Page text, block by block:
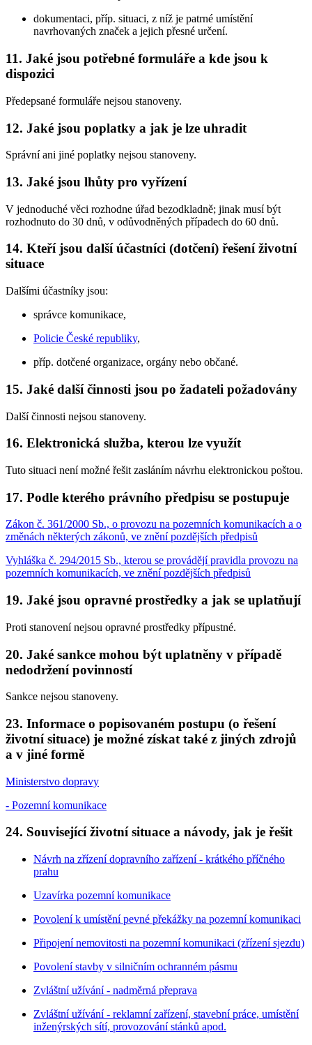
dokumentaci, příp. situaci, z níž je patrné umístění
navrhovaných značek a jejich přesné určení.
11. Jaké jsou potřebné formuláře a kde jsou k
dispozici
Předepsané formuláře nejsou stanoveny.
12. Jaké jsou poplatky a jak je lze uhradit
Správní ani jiné poplatky nejsou stanoveny.
13. Jaké jsou lhůty pro vyřízení
V jednoduché věci rozhodne úřad bezodkladně; jinak musí být
rozhodnuto do 30 dnů, v odůvodněných případech do 60 dnů.
14. Kteří jsou další účastníci (dotčení) řešení životní
situace
Dalšími účastníky jsou:
správce komunikace,
Policie České republiky,
příp. dotčené organizace, orgány nebo občané.
15. Jaké další činnosti jsou po žadateli požadovány
Další činnosti nejsou stanoveny.
16. Elektronická služba, kterou lze využít
Tuto situaci není možné řešit zasláním návrhu elektronickou poštou.
17. Podle kterého právního předpisu se postupuje
Zákon č. 361/2000 Sb., o provozu na pozemních komunikacích a o
změnách některých zákonů, ve znění pozdějších předpisů
Vyhláška č. 294/2015 Sb., kterou se provádějí pravidla provozu na
pozemních komunikacích, ve znění pozdějších předpisů
19. Jaké jsou opravné prostředky a jak se uplatňují
Proti stanovení nejsou opravné prostředky přípustné.
20. Jaké sankce mohou být uplatněny v případě
nedodržení povinností
Sankce nejsou stanoveny.
23. Informace o popisovaném postupu (o řešení
životní situace) je možné získat také z jiných zdrojů
a v jiné formě
Ministerstvo dopravy
- Pozemní komunikace
24. Související životní situace a návody, jak je řešit
Návrh na zřízení dopravního zařízení - krátkého příčného
prahu
Uzavírka pozemní komunikace
Povolení k umístění pevné překážky na pozemní komunikaci
Připojení nemovitosti na pozemní komunikaci (zřízení sjezdu)
Povolení stavby v silničním ochranném pásmu
Zvláštní užívání - nadměrná přeprava
Zvláštní užívání - reklamní zařízení, stavební práce, umístění
inženýrských sítí, provozování stánků apod.